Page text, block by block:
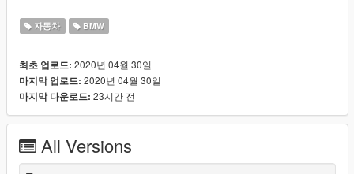
-------------------- Info PT-BR --------------
- Substitui: BUFFALO2
Quer me falar alguma coisa? Mande mensagem na página,
caso queira mais mods como esse, mantenha os créditos, e o
자동차 BMW
최초 업로드: 2020년 04월 30일
마지막 업로드: 2020년 04월 30일
마지막 다운로드: 23시간 전
All Versions